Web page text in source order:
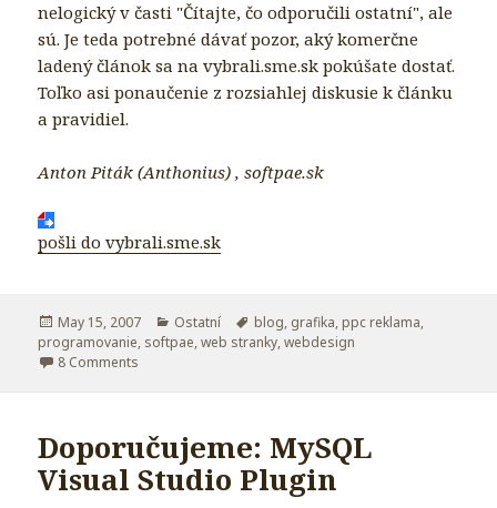
nelogický v časti "Čítajte, čo odporučili ostatní", ale
sú. Je teda potrebné dávať pozor, aký komerčne
ladený článok sa na vybrali.sme.sk pokúšate dostať.
Toľko asi ponaučenie z rozsiahlej diskusie k článku
a pravidiel.
Anton Piták (Anthonius) , softpae.sk
pošli do vybrali.sme.sk
Posted
on
May 15, 2007 Categories
Ostatní Tags
blog, grafika, ppc reklama,
programovanie, softpae,web stranky,webdesign
8 Comments
Doporučujeme: MySQL
Visual Studio Plugin